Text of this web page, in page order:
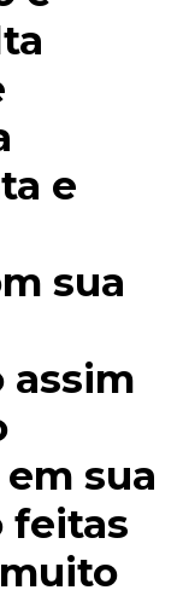
e
sua
assim
sua
feitas